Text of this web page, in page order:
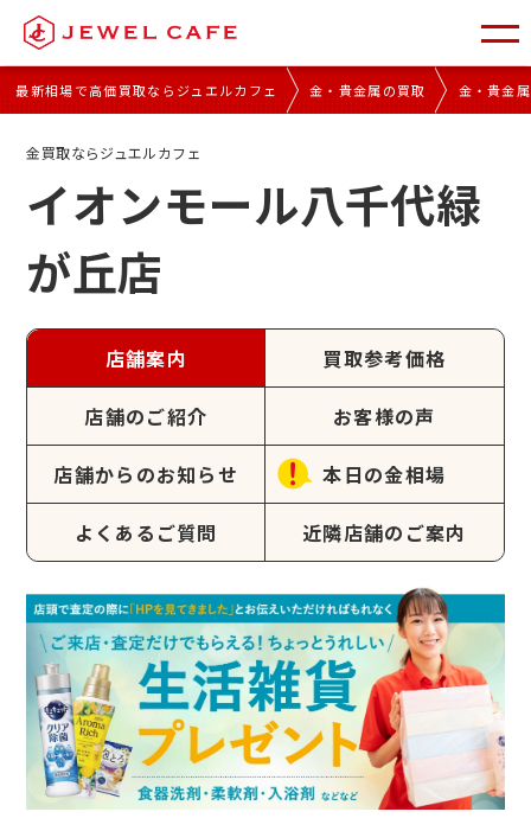
最新相場で高価買取ならジュエルカフェ 金・貴金属の買取 金・貴金
金買取ならジュエルカフェ
イオンモール八千代緑
が丘店
店舗案内 買取参考価格
店舗のご紹介 お客様の声
店舗からのお知らせ 本日の金相場
よくあるご質問 近隣店舗のご案内